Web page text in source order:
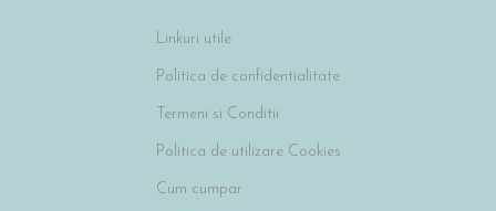
Linkuri utile
Politica de confidentialitate
Termeni si Conditii
Politica de utilizare Cookies
Cum cumpar